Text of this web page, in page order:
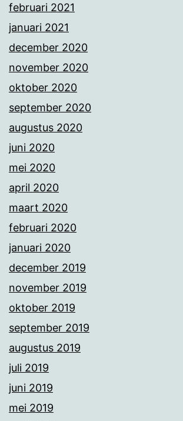
februari 2021
januari 2021
december 2020
november 2020
oktober 2020
september 2020
augustus 2020
juni 2020
mei 2020
april 2020
maart 2020
februari 2020
januari 2020
december 2019
november 2019
oktober 2019
september 2019
augustus 2019
juli 2019
juni 2019
mei 2019